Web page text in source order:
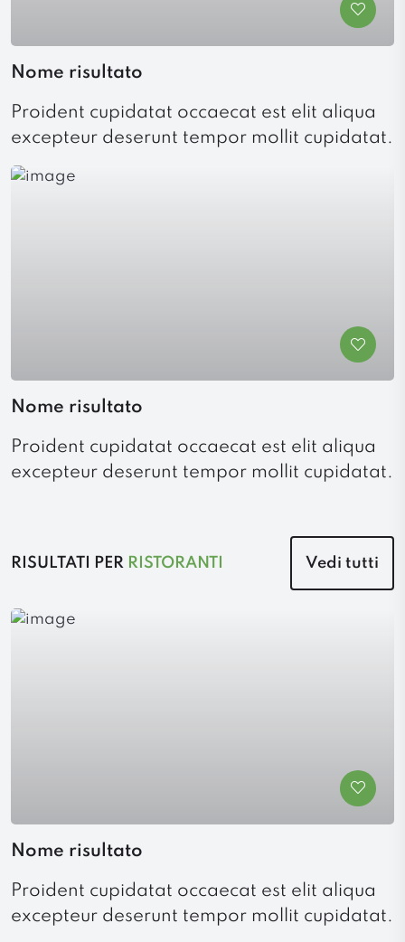
Nome risultato
Proident cupidatat occaecat est elit aliqua
excepteur deserunt tempor mollit cupidatat.
Nome risultato
Proident cupidatat occaecat est elit aliqua
excepteur deserunt tempor mollit cupidatat.
RISULTATI PER RISTORANTI Vedi tutti
Nome risultato
Proident cupidatat occaecat est elit aliqua
excepteur deserunt tempor mollit cupidatat.